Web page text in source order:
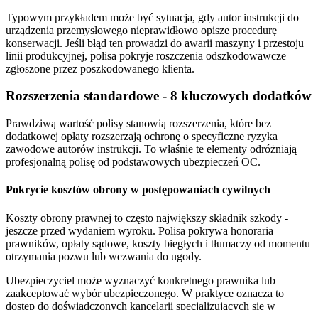
Typowym przykładem może być sytuacja, gdy autor instrukcji do
urządzenia przemysłowego nieprawidłowo opisze procedurę
konserwacji. Jeśli błąd ten prowadzi do awarii maszyny i przestoju
linii produkcyjnej, polisa pokryje roszczenia odszkodowawcze
zgłoszone przez poszkodowanego klienta.
Rozszerzenia standardowe - 8 kluczowych dodatków
Prawdziwą wartość polisy stanowią rozszerzenia, które bez
dodatkowej opłaty rozszerzają ochronę o specyficzne ryzyka
zawodowe autorów instrukcji. To właśnie te elementy odróżniają
profesjonalną polisę od podstawowych ubezpieczeń OC.
Pokrycie kosztów obrony w postępowaniach cywilnych
Koszty obrony prawnej to często największy składnik szkody -
jeszcze przed wydaniem wyroku. Polisa pokrywa honoraria
prawników, opłaty sądowe, koszty biegłych i tłumaczy od momentu
otrzymania pozwu lub wezwania do ugody.
Ubezpieczyciel może wyznaczyć konkretnego prawnika lub
zaakceptować wybór ubezpieczonego. W praktyce oznacza to
dostęp do doświadczonych kancelarii specjalizujących się w